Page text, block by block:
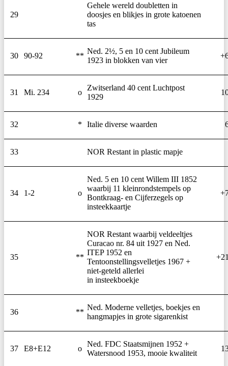
29
Gehele wereld doubletten in
doosjes en blikjes in grote katoenen
tas
30 90-92 **
Ned. 2½, 5 en 10 cent Jubileum
1923 in blokken van vier
31 Mi. 234 o
Zwitserland 40 cent Luchtpost
1929
32 * Italie diverse waarden
33 NOR Restant in plastic mapje
34 1-2 o
Ned. 5 en 10 cent Willem III 1852
waarbij 11 kleinrondstempels op
Bontkraag- en Cijferzegels op
insteekkaartje
35 **
NOR Restant waarbij veldeeltjes
Curacao nr. 84 uit 1927 en Ned.
ITEP 1952 en
Tentoonstellingsvelletjes 1967 +
niet-geteld allerlei
in insteekboekje
36 **
Ned. Moderne velletjes, boekjes en
hangmapjes in grote sigarenkist
37 E8+E12 o
Ned. FDC Staatsmijnen 1952 +
Watersnood 1953, mooie kwaliteit